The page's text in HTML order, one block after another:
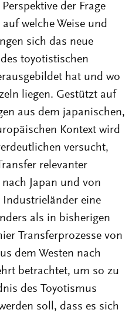
der Frage
welche Weise und
sich das neue
toyotistischen
hat und wo
liegen. Gestützt auf
aus dem japanischen,
Kontext wird
versucht,
relevanter
Japan und von
Industrieländer eine
als in bisherigen
Transferprozesse von
dem Westen nach
betrachtet, um so zu
des Toyotismus
soll, dass es sich